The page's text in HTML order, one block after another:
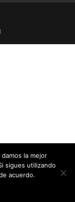
la mejor
sigues utilizando
acuerdo.